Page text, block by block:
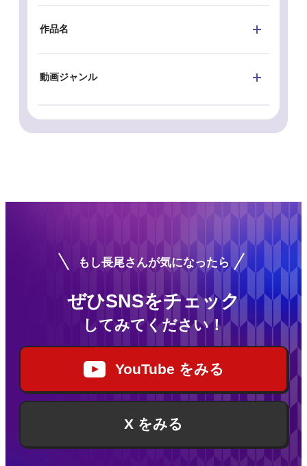
作品名
動画ジャンル
もし長尾さんが気になったら
ぜひSNSをチェック
してみてください！
YouTube をみる
X をみる